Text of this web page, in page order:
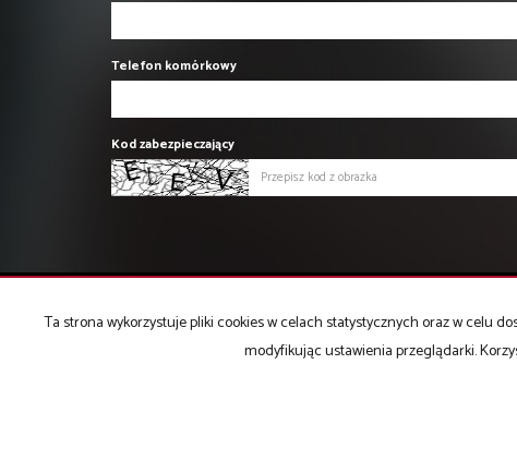
Telefon komórkowy
Kod zabezpieczający
PROFIT Nieruchomości Komercyjne
Ta strona wykorzystuje pliki cookies w celach statystycznych oraz w celu
modyfikując ustawienia przeglądarki.